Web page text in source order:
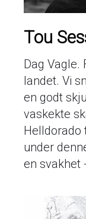
Tou
Dag Vagle.
landet. Vi
en godt
vaskekte
Helldorado
under
en svakhet